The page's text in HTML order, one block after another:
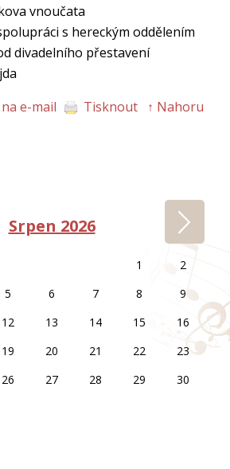
vnoučata
s hereckým oddělením
divadelního přestavení
e-mail
Tisknout ↑ Nahoru
Srpen 2026
1
2
5 6 7 8
9
12 13 14 15
16
19 20 21 22
23
26 27 28 29
30